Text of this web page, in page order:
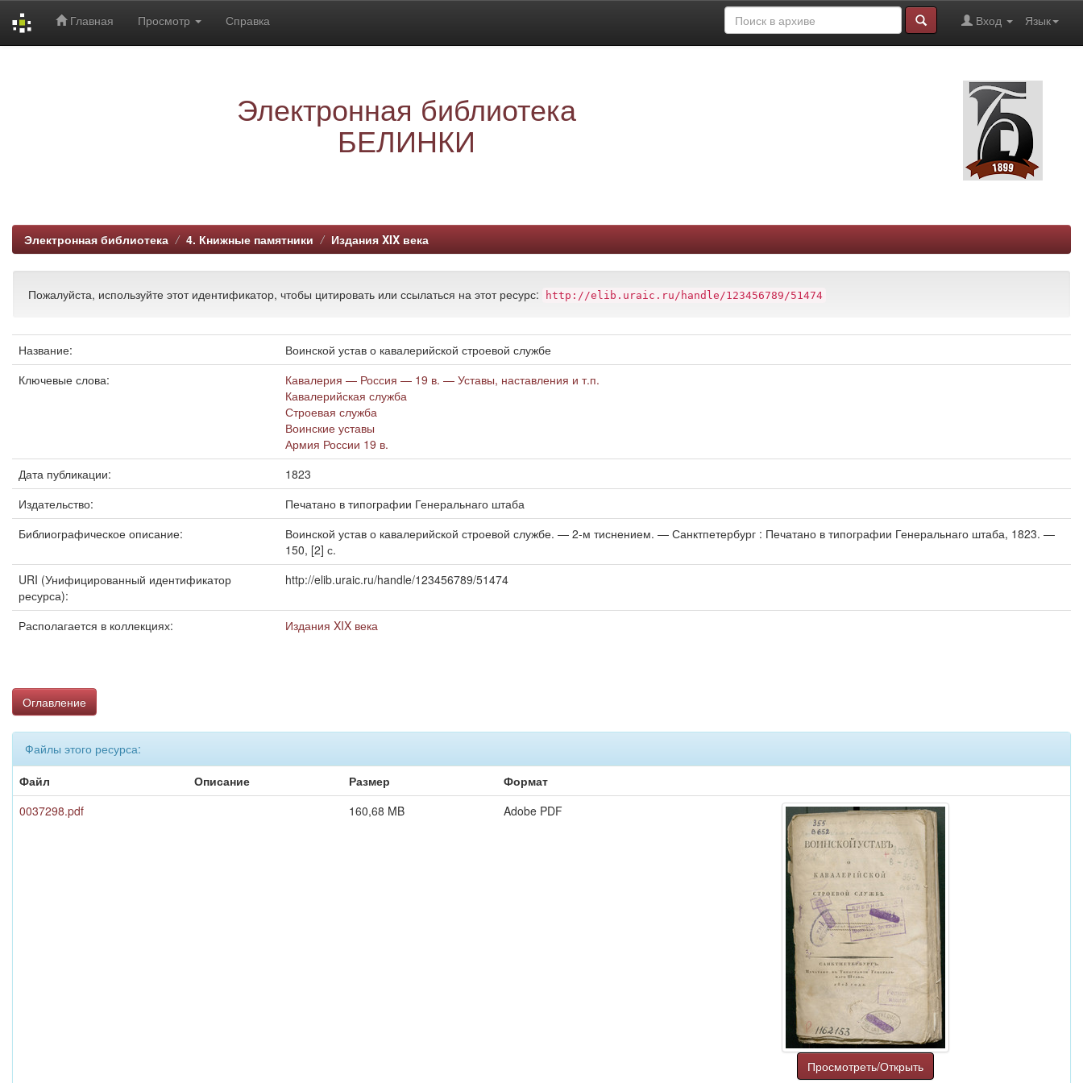
Главная Просмотр Справка Язык
Вход
Электронная библиотека
БЕЛИНКИ
Электронная библиотека 4. Книжные памятники Издания XIX века
Пожалуйста, используйте этот идентификатор, чтобы цитировать или ссылаться на этот ресурс: http://elib.uraic.ru/handle/123456789/51474
Название:
Воинской устав о кавалерийской строевой службе
Ключевые слова:
Кавалерия — Россия — 19 в. — Уставы, наставления и т.п.
Кавалерийская служба
Строевая служба
Воинские уставы
Армия России 19 в.
Дата публикации:
1823
Издательство:
Печатано в типографии Генеральнаго штаба
Библиографическое описание:
Воинской устав о кавалерийской строевой службе. — 2-м тиснением. — Санктпетербург : Печатано в типографии Генеральнаго штаба, 1823. —
150, [2] с.
URI (Унифицированный идентификатор
ресурса):
http://elib.uraic.ru/handle/123456789/51474
Располагается в коллекциях: Издания XIX века
Оглавление
Файлы этого ресурса:
Файл
Описание Размер
Формат
0037298.pdf
160,68 MB Adobe PDF
Просмотреть/Открыть